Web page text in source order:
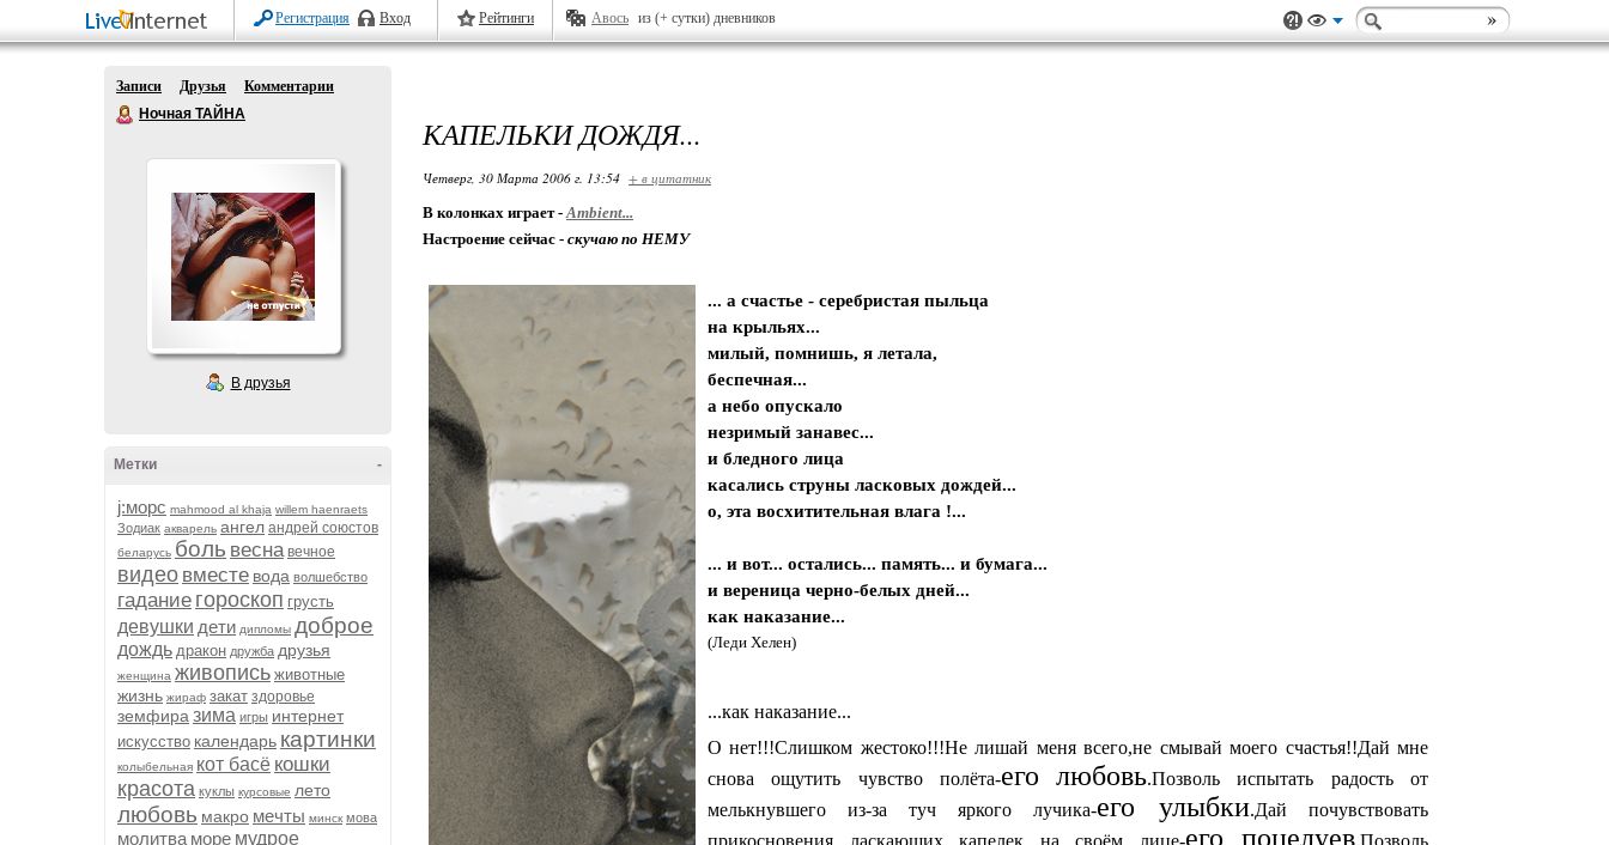
Регистрация Вход Рейтинги Авось из (+ сутки) дневников
Записи Друзья
Комментарии
Ночная ТАЙНА
В друзья
-
Метки
j:морс mahmood al khaja willem haenraets
Зодиак акварель ангел андрей союстов
беларусь боль весна вечное
видео вместе вода волшебство
гадание гороскоп грусть
девушки дети дипломы доброе
дождь дракон дружба друзья
женщина живопись животные
жизнь жираф закат здоровье
земфира зима игры интернет
искусство календарь картинки
колыбельная кот басё кошки
красота куклы курсовые лето
любовь макро мечты минск мова
молитва море мудрое
КАПЕЛЬКИ ДОЖДЯ...
Четверг, 30 Марта 2006 г. 13:54 + в цитатник
В колонках играет -Ambient...
Настроение сейчас - скучаю по НЕМУ
... а счастье - серебристая пыльца
на крыльях...
милый, помнишь, я летала,
беспечная...
а небо опускало
незримый занавес...
и бледного лица
касались струны ласковых дождей...
о, эта восхитительная влага !...
... и вот... остались... память... и бумага...
и вереница черно-белых дней...
как наказание...
(Леди Хелен)
...как наказание...
О нет!!!Слишком жестоко!!!Не лишай меня всего,не смывай моего счастья!!Дай мне
снова ощутить чувство полёта-его любовь.Позволь испытать радость от
мелькнувшего из-за туч яркого лучика-его улыбки.Дай почувствовать
прикосновения ласкающих капелек на своём лице-его поцелуев.Позволь